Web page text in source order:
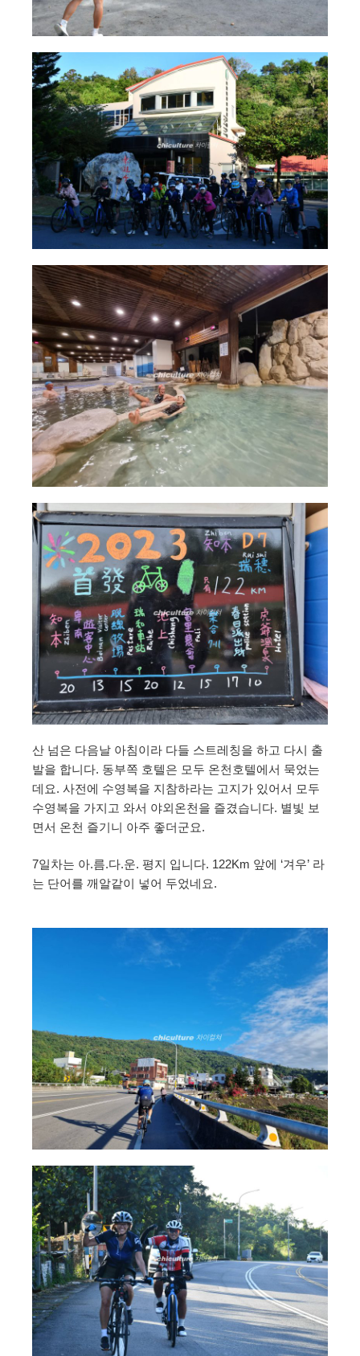
산 넘은 다음날 아침이라 다들 스트레칭을 하고 다시 출
발을 합니다. 동부쪽 호텔은 모두 온천호텔에서 묵었는
데요. 사전에 수영복을 지참하라는 고지가 있어서 모두
수영복을 가지고 와서 야외온천을 즐겼습니다. 별빛 보
면서 온천 즐기니 아주 좋더군요.
7일차는 아.름.다.운. 평지 입니다. 122Km 앞에 ‘겨우’ 라
는 단어를 깨알같이 넣어 두었네요.